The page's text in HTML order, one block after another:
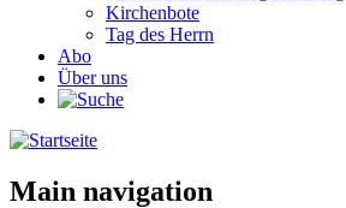
Kirchenbote
Tag des Herrn
Abo
Über uns
Main navigation